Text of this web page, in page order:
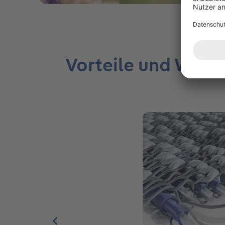
Vorteile und